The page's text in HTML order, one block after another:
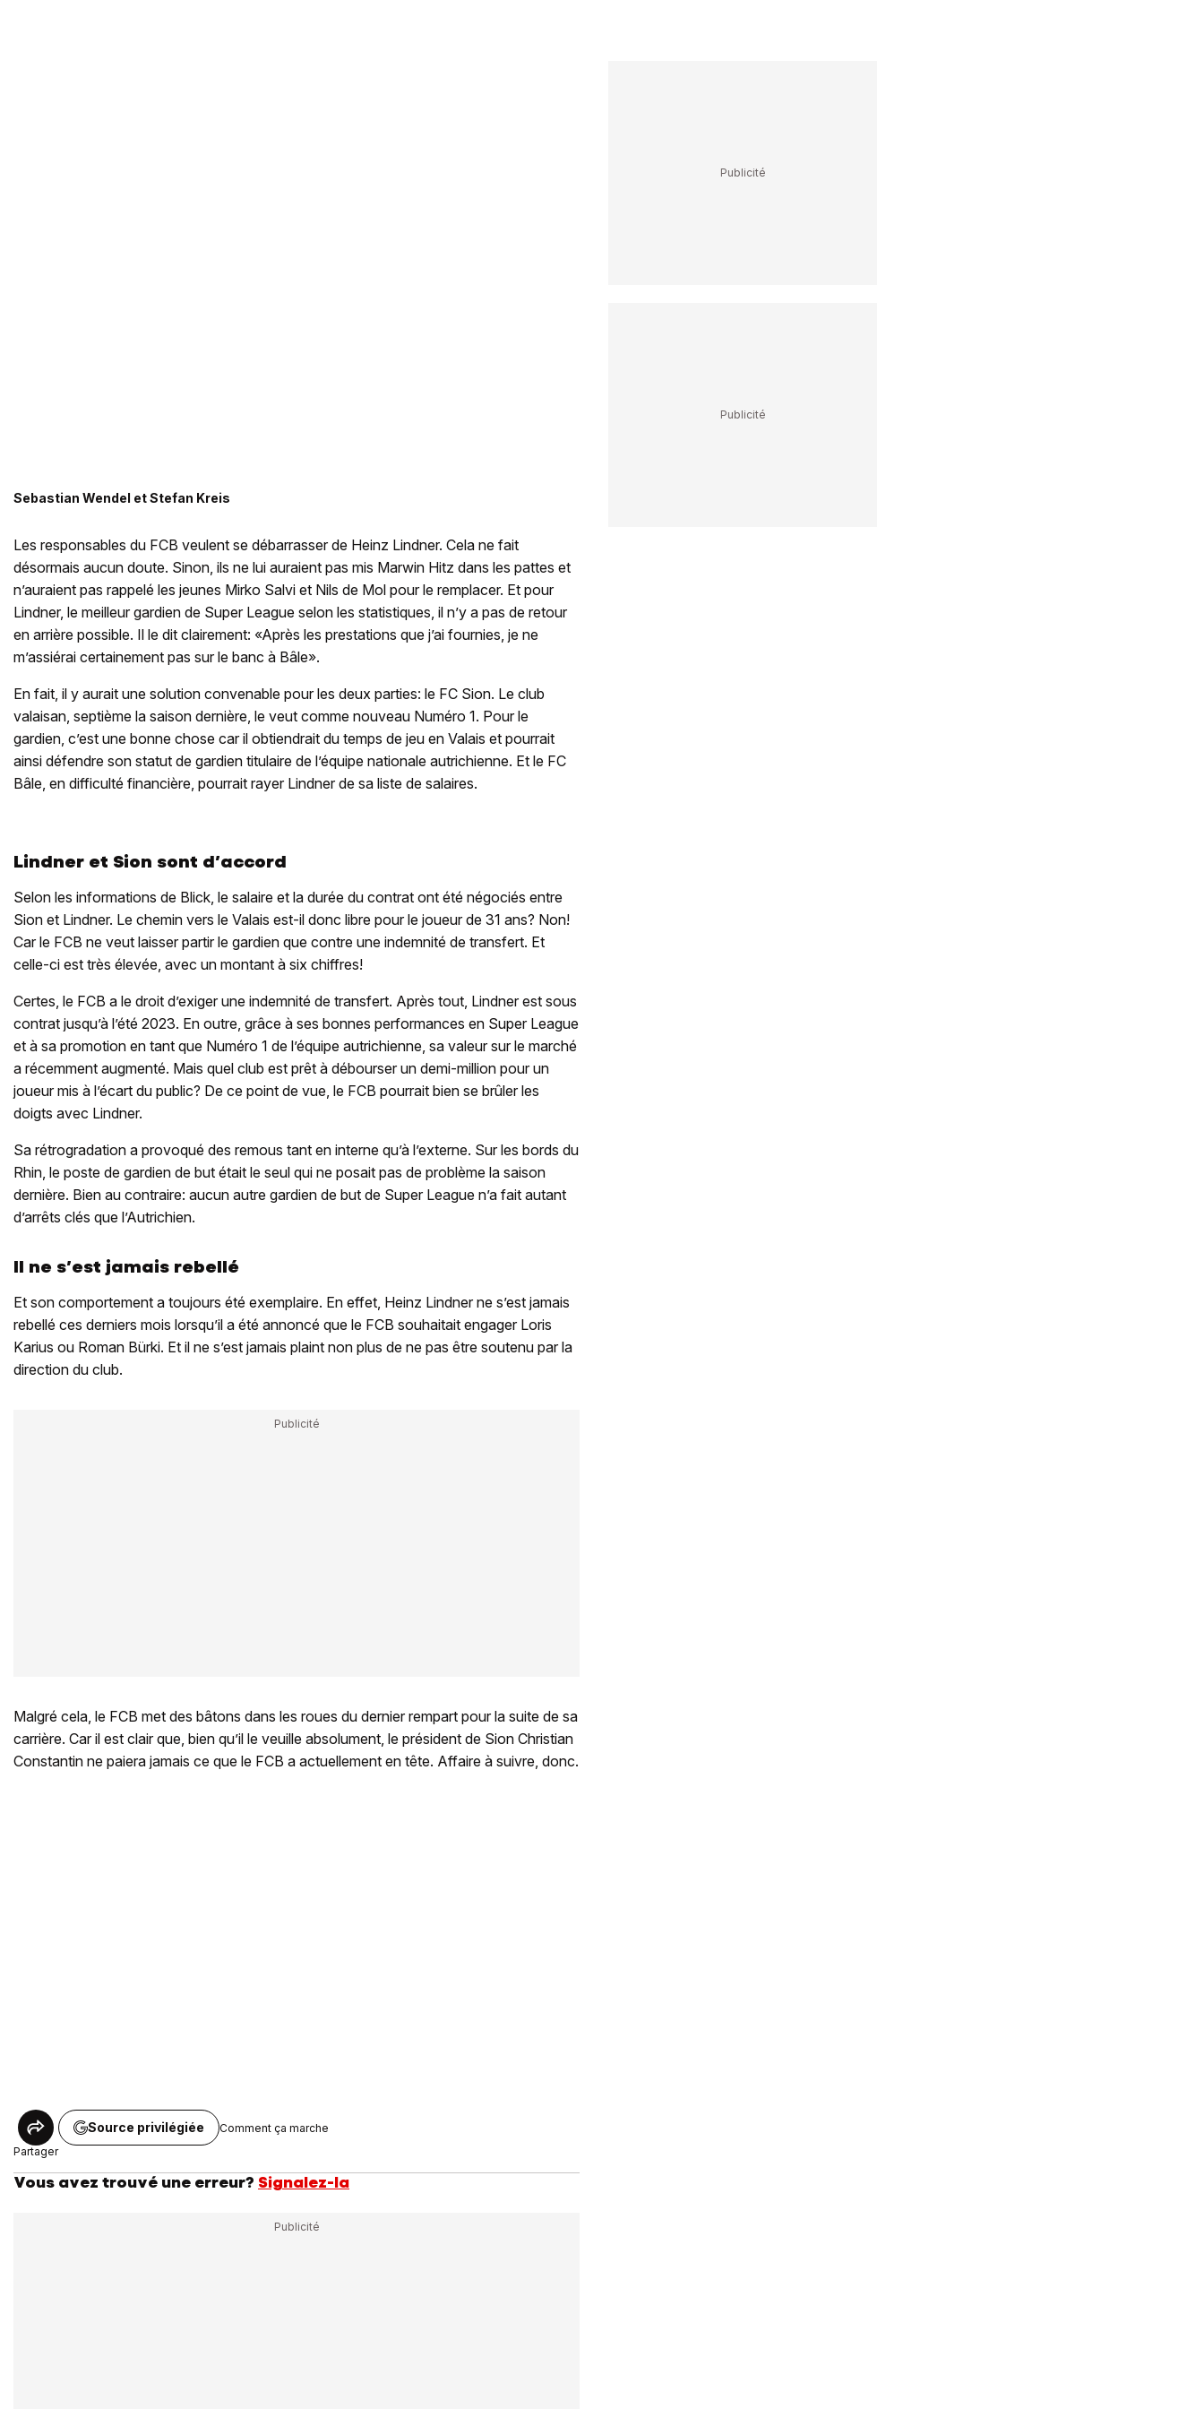
Sebastian Wendel et Stefan Kreis
Les responsables du FCB veulent se débarrasser de Heinz Lindner. Cela ne fait
désormais aucun doute. Sinon, ils ne lui auraient pas mis Marwin Hitz dans les pattes et
n’auraient pas rappelé les jeunes Mirko Salvi et Nils de Mol pour le remplacer. Et pour
Lindner, le meilleur gardien de Super League selon les statistiques, il n’y a pas de retour
en arrière possible. Il le dit clairement: «Après les prestations que j’ai fournies, je ne
m’assiérai certainement pas sur le banc à Bâle».
En fait, il y aurait une solution convenable pour les deux parties: le FC Sion. Le club
valaisan, septième la saison dernière, le veut comme nouveau Numéro 1. Pour le
gardien, c’est une bonne chose car il obtiendrait du temps de jeu en Valais et pourrait
ainsi défendre son statut de gardien titulaire de l’équipe nationale autrichienne. Et le FC
Bâle, en difficulté financière, pourrait rayer Lindner de sa liste de salaires.
Lindner et Sion sont d’accord
Selon les informations de Blick, le salaire et la durée du contrat ont été négociés entre
Sion et Lindner. Le chemin vers le Valais est-il donc libre pour le joueur de 31 ans? Non!
Car le FCB ne veut laisser partir le gardien que contre une indemnité de transfert. Et
celle-ci est très élevée, avec un montant à six chiffres!
Certes, le FCB a le droit d’exiger une indemnité de transfert. Après tout, Lindner est sous
contrat jusqu’à l’été 2023. En outre, grâce à ses bonnes performances en Super League
et à sa promotion en tant que Numéro 1 de l’équipe autrichienne, sa valeur sur le marché
a récemment augmenté. Mais quel club est prêt à débourser un demi-million pour un
joueur mis à l’écart du public? De ce point de vue, le FCB pourrait bien se brûler les
doigts avec Lindner.
Sa rétrogradation a provoqué des remous tant en interne qu’à l’externe. Sur les bords du
Rhin, le poste de gardien de but était le seul qui ne posait pas de problème la saison
dernière. Bien au contraire: aucun autre gardien de but de Super League n’a fait autant
d’arrêts clés que l’Autrichien.
Il ne s’est jamais rebellé
Et son comportement a toujours été exemplaire. En effet, Heinz Lindner ne s’est jamais
rebellé ces derniers mois lorsqu’il a été annoncé que le FCB souhaitait engager Loris
Karius ou Roman Bürki. Et il ne s’est jamais plaint non plus de ne pas être soutenu par la
direction du club.
Malgré cela, le FCB met des bâtons dans les roues du dernier rempart pour la suite de sa
carrière. Car il est clair que, bien qu’il le veuille absolument, le président de Sion Christian
Constantin ne paiera jamais ce que le FCB a actuellement en tête. Affaire à suivre, donc.
Partager
Source privilégiée Comment ça marche
Vous avez trouvé une erreur? Signalez-la